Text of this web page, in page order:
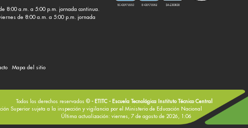
8:00 a.m. a 5:00 p.m. jornada continua.
de 8:00 a.m. a 5:00 p.m. jornada
Mapa del sitio
Todos los derechos reservados © - ETITC - Escuela Tecnológica Instituto Técnico Central
Superior sujeta a la inspección y vigilancia por el Ministerio de Educación Nacional
Última actualización: viernes, 7 de agosto de 2026, 1:06